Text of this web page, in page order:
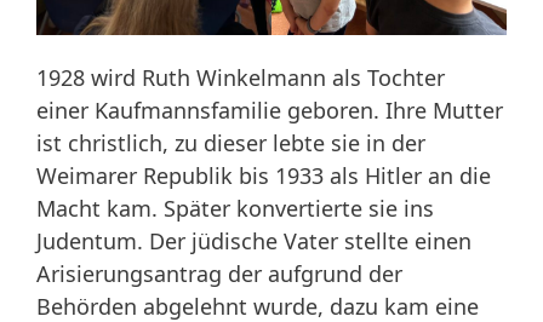
1928 wird Ruth Winkelmann als Tochter
einer Kaufmannsfamilie geboren. Ihre Mutter
ist christlich, zu dieser lebte sie in der
Weimarer Republik bis 1933 als Hitler an die
Macht kam. Später konvertierte sie ins
Judentum. Der jüdische Vater stellte einen
Arisierungsantrag der aufgrund der
Behörden abgelehnt wurde, dazu kam eine